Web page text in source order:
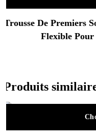
Trousse De Premiers
Flexible Pour
Produits